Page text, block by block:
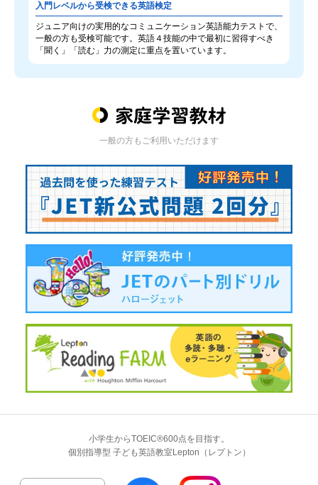
入門レベルから受検できる英語検定
ジュニア向けの実用的なコミュニケーション英語能力テストで、
一般の方も受検可能です。英語４技能の中で最初に習得すべき
「聞く」「読む」力の測定に重点を置いています。
一般の方もご利用いただけます
小学生からTOEIC®600点を目指す。
個別指導型 子ども英語教室Lepton（レプトン）